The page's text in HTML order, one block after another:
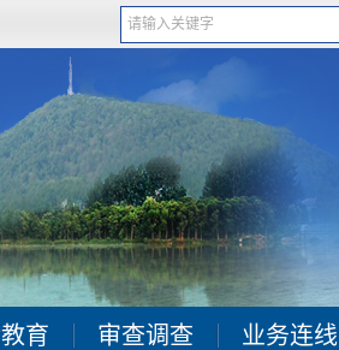
育 审查调查 业务连线